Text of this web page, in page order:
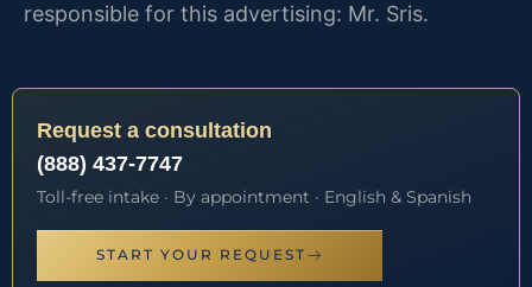
responsible for this advertising: Mr. Sris.
Request a consultation
(888) 437-7747
Toll-free intake · By appointment · English & Spanish
START YOUR REQUEST